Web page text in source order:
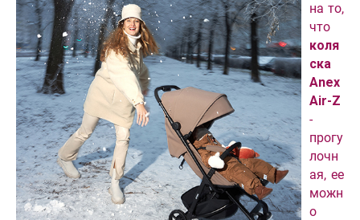
на то,
что
коля
ска
Anex
Air-Z
-
прогу
лочн
ая, ее
можн
о